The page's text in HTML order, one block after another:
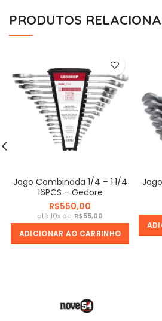
PRODUTOS
Jogo Combinada 1/4 – 1.1/4
16PCS – Gedore
R$
R$
ADICIONAR AO CARRINHO